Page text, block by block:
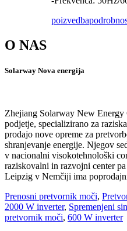
poizvedba
O NAS
Solarway Nova energija
Zhejiang Solarway New
podjetje, specializirano za
prodajo nove opreme za
shranjevanje energije. Njegov
v nacionalni visokotehnološki
raziskovalni in razvojni center
Leipzig v Nemčiji ima
Prenosni pretvornik moči,
2000 W inverter, Spremenjeni
pretvornik moči, 600 W inverter